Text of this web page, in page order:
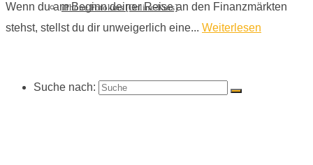
iPhone Fotokurs [Online-Kurs]
Suche nach:
Wenn du am Beginn deiner Reise an den Finanzmärkten
stehst, stellst du dir unweigerlich eine... Weiterlesen